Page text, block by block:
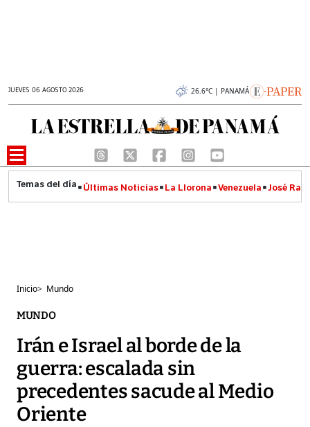
JUEVES 06 AGOSTO 2026 26.6°C | PANAMÁ
Últimas Noticias La Llorona Venezuela José
Inicio> Mundo
MUNDO
Irán e Israel al borde de la
guerra: escalada sin
precedentes sacude al Medio
Oriente